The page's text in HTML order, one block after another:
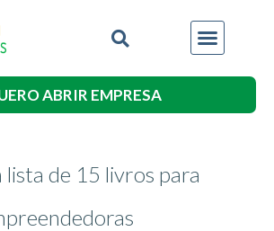
ABRIR EMPRESA
de 15 livros para